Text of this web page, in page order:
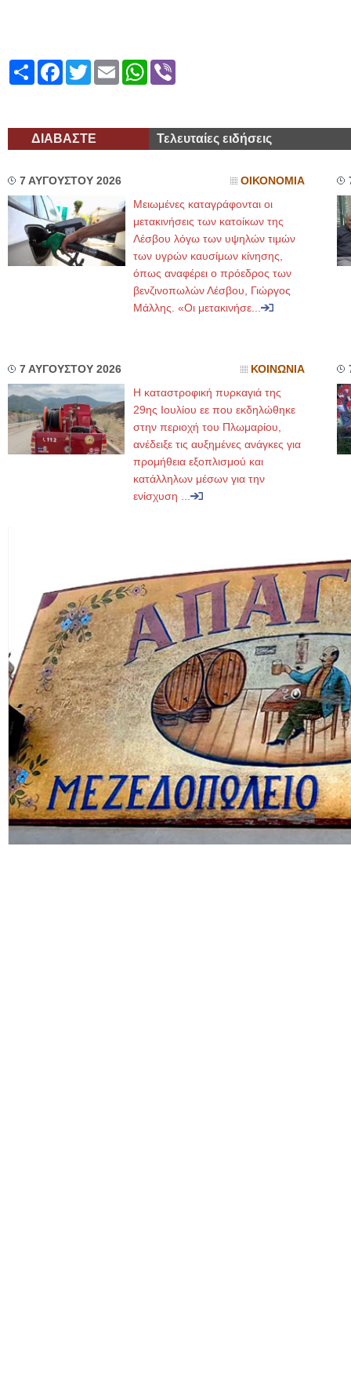
ShareFacebook
TwitterEmailWhatsApp
ΔΙΑΒΑΣΤΕ Τελευταίες ειδήσεις
7 ΑΥΓΟΥΣΤΟΥ 2026 ΟΙΚΟΝΟΜΙΑ
Μειωμένες καταγράφονται οι
μετακινήσεις των κατοίκων της
Λέσβου λόγω των υψηλών τιμών
των υγρών καυσίμων κίνησης,
όπως αναφέρει ο πρόεδρος των
βενζινοπωλών Λέσβου, Γιώργος
Μάλλης. «Οι μετακινήσε...
7 ΑΥΓΟΥΣΤΟΥ 2026 ΚΟΙΝΩΝΙΑ
Η καταστροφική πυρκαγιά της
29ης Ιουλίου εε που εκδηλώθηκε
στην περιοχή του Πλωμαρίου,
ανέδειξε τις αυξημένες ανάγκες για
προμήθεια εξοπλισμού και
κατάλληλων μέσων για την
ενίσχυση ...